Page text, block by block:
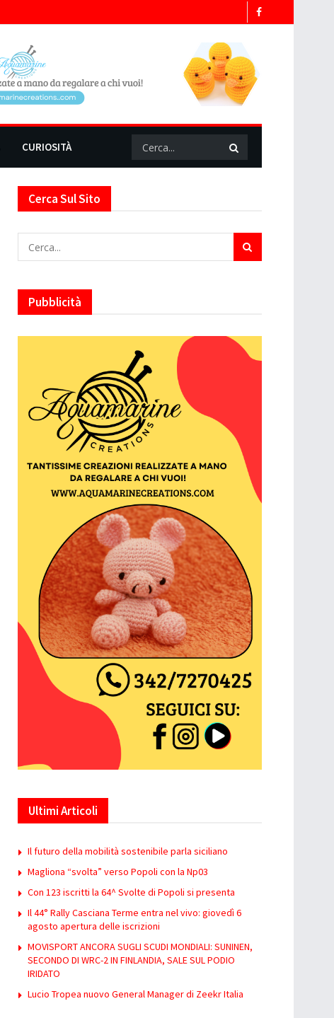
CURIOSITÀ
Cerca Sul Sito
Pubblicità
Ultimi Articoli
Il futuro della mobilità sostenibile parla siciliano
Magliona “svolta” verso Popoli con la Np03
Con 123 iscritti la 64^ Svolte di Popoli si presenta
Il 44° Rally Casciana Terme entra nel vivo: giovedì 6
agosto apertura delle iscrizioni
MOVISPORT ANCORA SUGLI SCUDI MONDIALI: SUNINEN,
SECONDO DI WRC-2 IN FINLANDIA, SALE SUL PODIO
IRIDATO
Lucio Tropea nuovo General Manager di Zeekr Italia